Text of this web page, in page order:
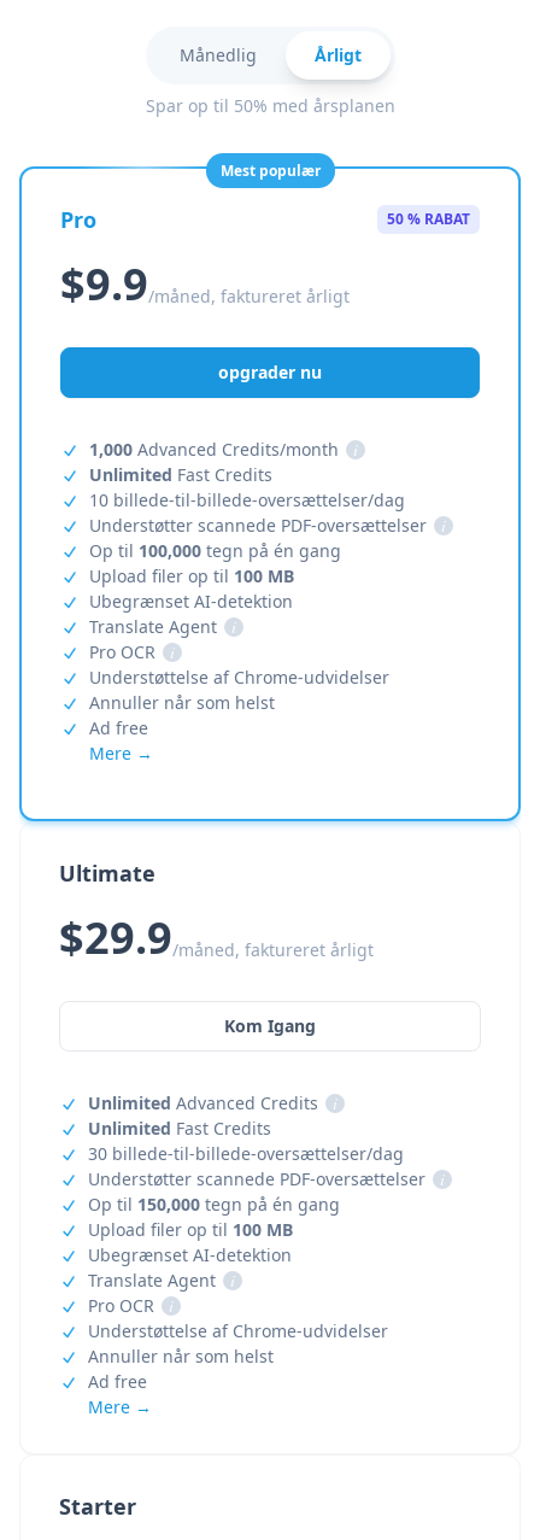
Månedlig Årligt
Spar op til 50% med årsplanen
Starter
Mest populær
Pro 50 % RABAT
$9.9/måned, faktureret årligt
opgrader nu
1,000 Advanced Credits/month
i
Unlimited Fast Credits
10 billede-til-billede-oversættelser/dag
Understøtter scannede PDF-oversættelser
i
Op til 100,000 tegn på én gang
Upload filer op til 100 MB
Ubegrænset AI-detektion
Translate Agent
i
Pro OCR
i
Understøttelse af Chrome-udvidelser
Annuller når som helst
Ad free
Mere →
Ultimate
$29.9/måned, faktureret årligt
Kom Igang
Unlimited Advanced Credits
i
Unlimited Fast Credits
30 billede-til-billede-oversættelser/dag
Understøtter scannede PDF-oversættelser
i
Op til 150,000 tegn på én gang
Upload filer op til 100 MB
Ubegrænset AI-detektion
Translate Agent
i
Pro OCR
i
Understøttelse af Chrome-udvidelser
Annuller når som helst
Ad free
Mere →